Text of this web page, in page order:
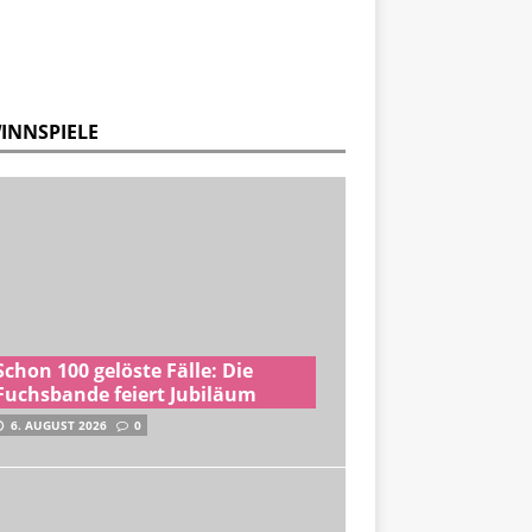
100 gelöste Fälle: Die
feiert Jubiläum
6. AUGUST 2026 0